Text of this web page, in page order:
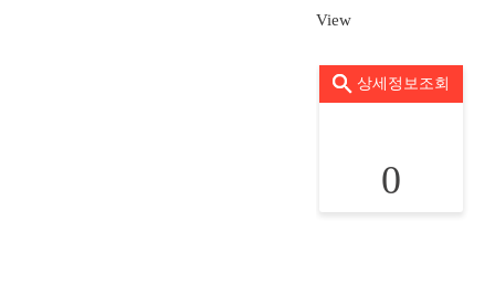
View
상세정보조회
0